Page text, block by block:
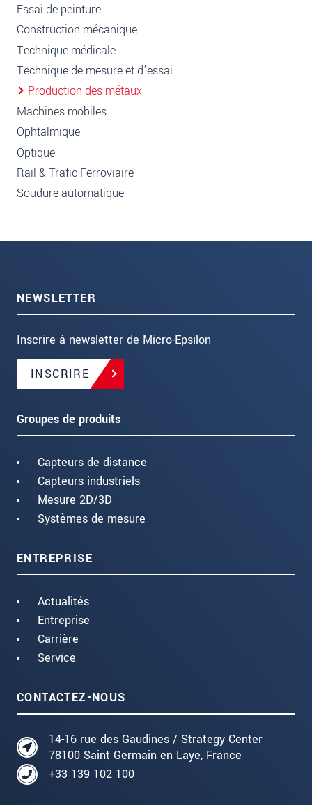
Essai de peinture
Construction mécanique
Technique médicale
Technique de mesure et d'essai
Production des métaux
Machines mobiles
Ophtalmique
Optique
Rail & Trafic Ferroviaire
Soudure automatique
NEWSLETTER
Inscrire à newsletter de Micro-Epsilon
INSCRIRE
Groupes de produits
Capteurs de distance
Capteurs industriels
Mesure 2D/3D
Systèmes de mesure
ENTREPRISE
Actualités
Entreprise
Carrière
Service
CONTACTEZ-NOUS
14-16 rue des Gaudines / Strategy Center
78100 Saint Germain en Laye, France
+33 139 102 100